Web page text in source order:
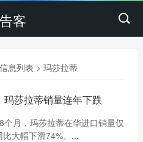
客
息列表 > 玛莎拉蒂
莎拉蒂销量连年下跌
个月，玛莎拉蒂在华进口销量仅
大幅下滑74%。...